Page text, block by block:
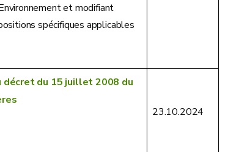
et modifiant
spécifiques applicables
du 15 juillet 2008 du
23.10.2024